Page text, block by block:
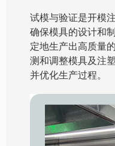
试模与验证是开模
确保模具的设计和
定地生产出高质量
测和调整模具及注
并优化生产过程。